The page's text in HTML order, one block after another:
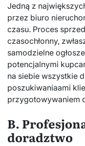
Jedną z
przez biuro
czasu. Proces
czasochłonny,
samodzielne
potencjalnymi
na siebie wszystkie
poszukiwaniaami
przygotowywaniem
B.
doradztwo